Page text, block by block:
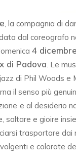
, la compagnia di
dal coreografo
4
di Padova. Le
di Phil Woods e
il senso più
e al desiderio
saltare e gioire
trasportare dai
e colorate